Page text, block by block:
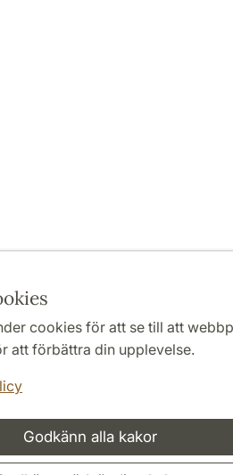
cookies för att se till att
att förbättra din upplevelse.
Godkänn alla kakor